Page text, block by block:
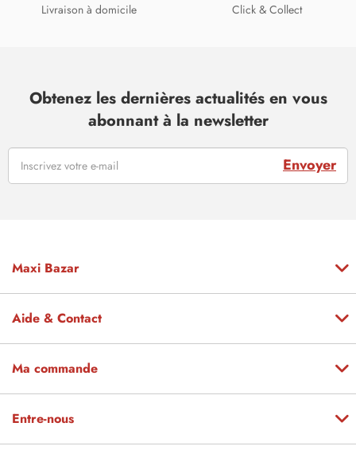
Livraison à domicile Click & Collect
Obtenez les dernières actualités en vous
abonnant à la newsletter
Envoyer
Maxi Bazar
Aide & Contact
Ma commande
Entre-nous